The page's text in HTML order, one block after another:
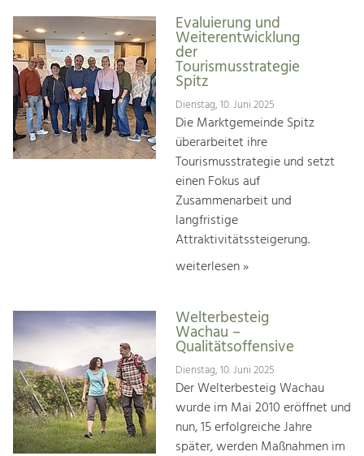
Evaluierung und
Weiterentwicklung
der
Tourismusstrategie
Spitz
Dienstag, 10. Juni 2025
Die Marktgemeinde Spitz
überarbeitet ihre
Tourismusstrategie und setzt
einen Fokus auf
Zusammenarbeit und
langfristige
Attraktivitätssteigerung.
weiterlesen »
Welterbesteig
Wachau –
Qualitätsoffensive
Dienstag, 10. Juni 2025
Der Welterbesteig Wachau
wurde im Mai 2010 eröffnet und
nun, 15 erfolgreiche Jahre
später, werden Maßnahmen im